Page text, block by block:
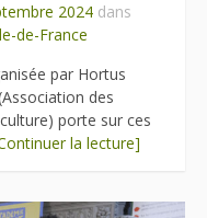
2024 dans
de-France
par Hortus
des
porte sur ces
la lecture]